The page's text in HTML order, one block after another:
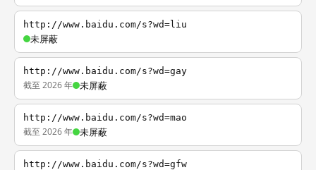
http://www.baidu.com/s?wd=liu
未屏蔽
http://www.baidu.com/s?wd=gay
截至 2026 年 未屏蔽
http://www.baidu.com/s?wd=mao
截至 2026 年 未屏蔽
http://www.baidu.com/s?wd=gfw